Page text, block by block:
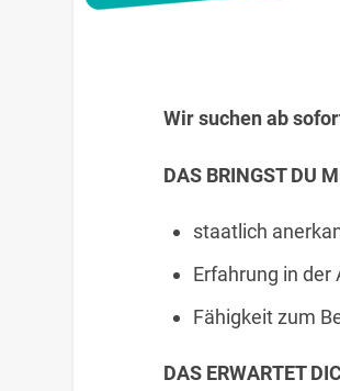
Wir suchen ab
DAS BRINGST DU
staatlich
Erfahrung in der
Fähigkeit zum
DAS ERWARTET